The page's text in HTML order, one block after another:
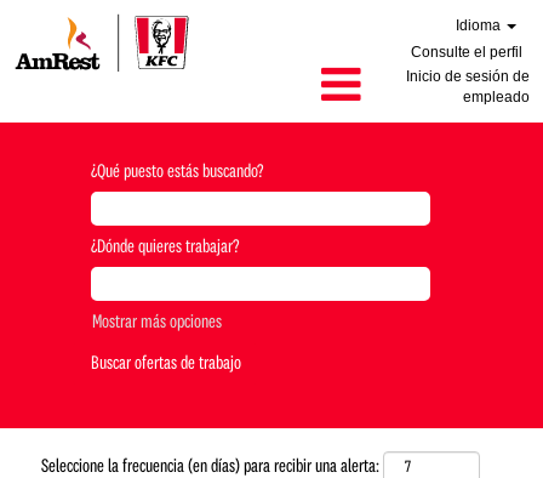
Idioma
Consulte el perfil
Inicio de sesión de
empleado
¿Qué puesto estás buscando?
¿Dónde quieres trabajar?
Mostrar más opciones
Seleccione la frecuencia (en días) para recibir una alerta: